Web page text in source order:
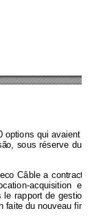
options qui avaient
o, sous réserve du
Câble a contract
acquisition et
le rapport de gestio
faite du nouveau